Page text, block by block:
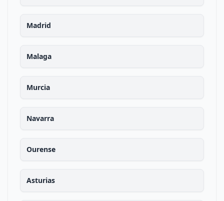
Madrid
Malaga
Murcia
Navarra
Ourense
Asturias